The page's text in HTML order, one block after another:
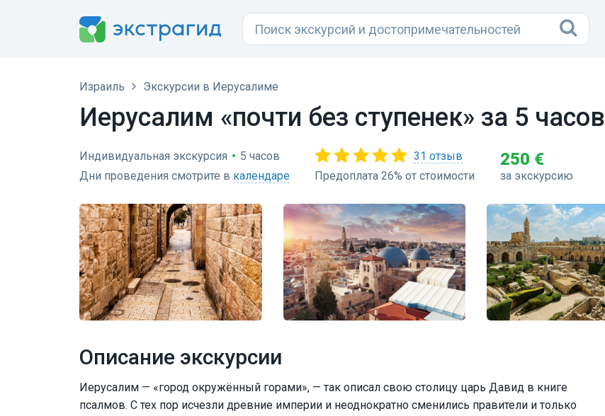
Израиль Экскурсии в Иерусалиме
Иерусалим «почти без ступенек» за 5 часов
Индивидуальная экскурсия • 5 часов
Дни проведения смотрите в календаре
31 отзыв
Предоплата 26% от стоимости
250 €
за экскурсию
Описание экскурсии
Иерусалим — «город окружённый горами», — так описал свою столицу царь Давид в книге
псалмов. С тех пор исчезли древние империи и неоднократно сменились правители и только